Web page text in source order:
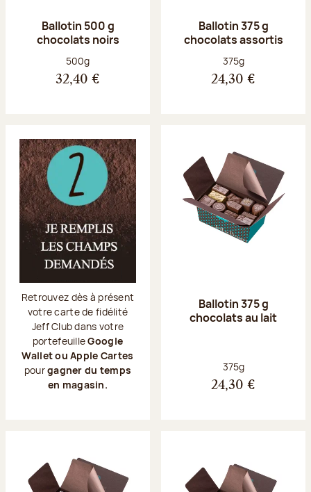
Ballotin 500 g
chocolats noirs
Poids net :
500g
32,40 €
Ballotin 375 g
chocolats assortis
Poids net :
375g
24,30 €
Retrouvez dès à présent
votre carte de fidélité
Jeff Club dans votre
portefeuilleGoogle
Wallet ou Apple Cartes
pourgagner du temps
en magasin.
Ballotin 375 g
chocolats au lait
Poids net :
375g
24,30 €